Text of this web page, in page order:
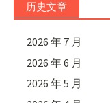
历史文章
2026 年 7 月
2026 年 6 月
2026 年 5 月